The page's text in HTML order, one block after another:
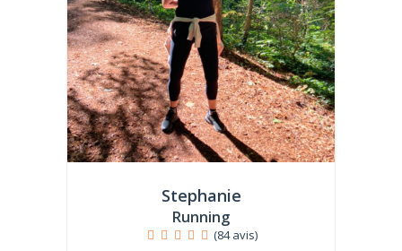
Stephanie
Running
(84 avis)